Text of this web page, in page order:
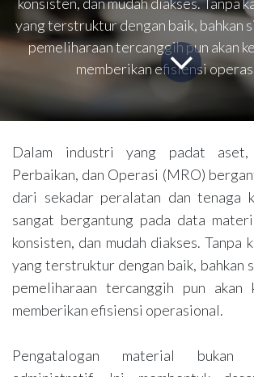
yang terstruktur dengan baik, bahkan
pemeliharaan tercanggih pun akan
memberikan efisiensi
Dalam industri yang padat aset,
Perbaikan, dan Operasi (MRO)
dari sekadar peralatan dan tenaga
sangat bergantung pada data
konsisten, dan mudah diakses. Tanpa
yang terstruktur dengan baik, bahkan
pemeliharaan tercanggih pun akan
memberikan efisiensi operasional.
Pengatalogan material bukan